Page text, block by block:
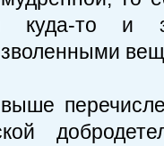
куда-то и